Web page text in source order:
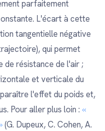
parfaitement
L'écart à cette
tangentielle négative
qui permet
résistance de l'air ;
et verticale du
l'effet du poids et,
Pour aller plus loin : «
(G. Dupeux, C. Cohen, A.